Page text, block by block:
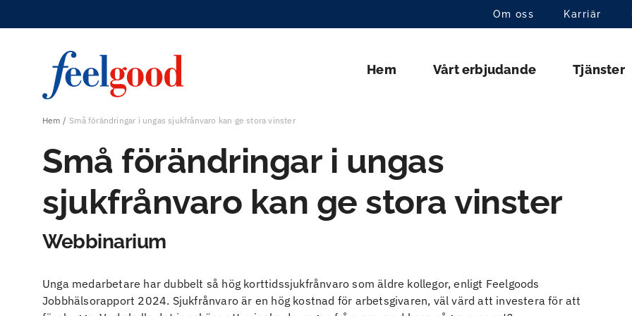
Om oss Karriär
Hem Vårt erbjudande Tjänster
Hem Små förändringar i ungas sjukfrånvaro kan ge stora vinster
Små förändringar i ungas
sjukfrånvaro kan ge stora vinster
Webbinarium
Unga medarbetare har dubbelt så hög korttidssjukfrånvaro som äldre kollegor, enligt Feelgoods
Jobbhälsorapport 2024. Sjukfrånvaro är en hög kostnad för arbetsgivaren, väl värd att investera för att